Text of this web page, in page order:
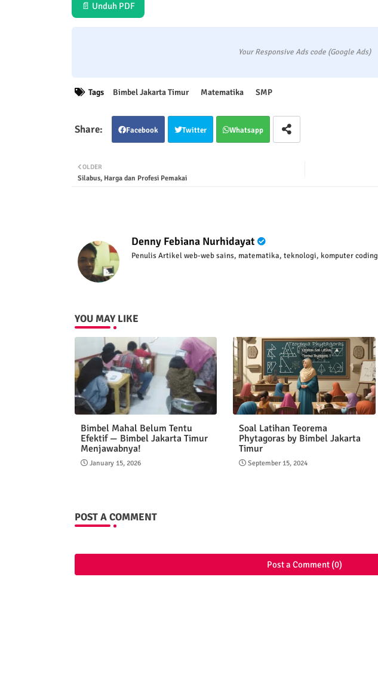
📄 Unduh PDF
Your Responsive Ads code (Google Ads)
Tags Bimbel Jakarta Timur Matematika SMP
Facebook Twitter Whatsapp
OLDER
Silabus, Harga dan Profesi Pemakai
Denny Febiana Nurhidayat
Penulis Artikel web-web sains, matematika, teknologi, komputer coding
YOU MAY LIKE
Bimbel Mahal Belum Tentu
Efektif — Bimbel Jakarta Timur
Menjawabnya!
January 15, 2026
Soal Latihan Teorema
Phytagoras by Bimbel Jakarta
Timur
September 15, 2024
POST A COMMENT
Post a Comment (0)